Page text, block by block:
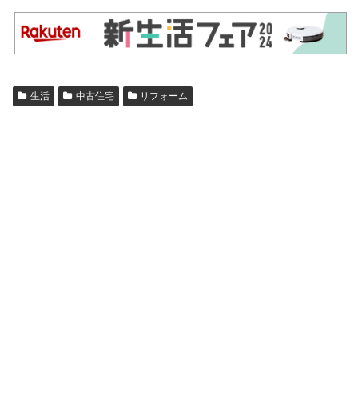
生活 中古住宅 リフォーム